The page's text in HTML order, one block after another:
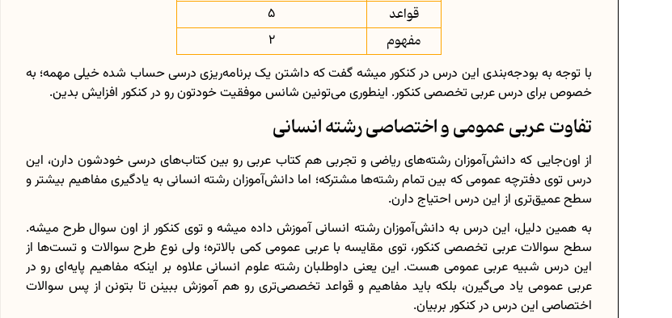
قواعد 5
مفهوم
2
با توجه به بودجه‌بندی این درس در کنکور میشه گفت که داشتن یک برنامه‌ریزی درسی حساب شده خیلی مهمه؛ به
خصوص برای درس عربی تخصصی کنکور. اینطوری می‌تونین شانس موفقیت خودتون رو در کنکور افزایش بدین.
تفاوت عربی عمومی و اختصاصی رشته انسانی
از اون‌جایی که دانش‌آموزان رشته‌های ریاضی و تجربی هم کتاب عربی رو بین کتاب‌های درسی خودشون دارن، این
درس توی دفترچه عمومی که بین تمام رشته‌ها مشترکه؛ اما دانش‌آموزان رشته انسانی به یادگیری مفاهیم بیشتر و
سطح عمیق‌تری از این درس احتیاج دارن.
به همین دلیل، این درس به دانش‌آموزان رشته انسانی آموزش داده میشه و توی کنکور از اون سوال طرح میشه.
سطح سوالات عربی تخصصی کنکور، توی مقایسه با عربی عمومی کمی بالاتره؛ ولی نوع طرح سوالات و تست‌ها از
این درس شبیه عربی عمومی هست. این یعنی داوطلبان رشته علوم انسانی علاوه بر اینکه مفاهیم پایه‌ای رو در
عربی عمومی یاد می‌گیرن، بلکه باید مفاهیم و قواعد تخصصی‌تری رو هم آموزش ببینن تا بتونن از پس سوالات
اختصاصی این درس در کنکور بربیان.